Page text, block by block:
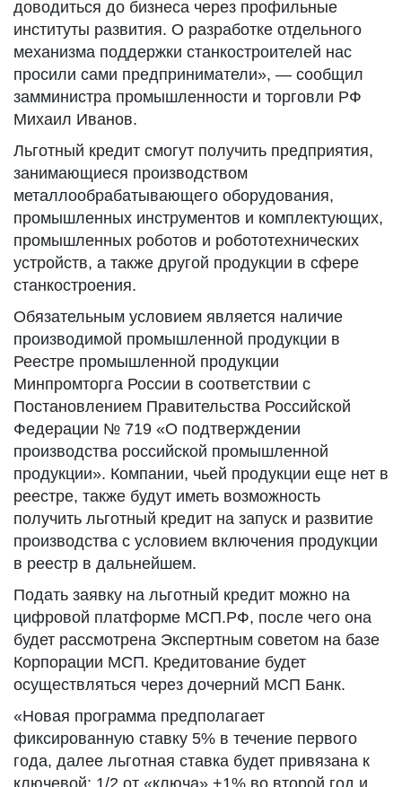
доводиться до бизнеса через профильные
институты развития. О разработке отдельного
механизма поддержки станкостроителей нас
просили сами предприниматели», — сообщил
замминистра промышленности и торговли РФ
Михаил Иванов.
Льготный кредит смогут получить предприятия,
занимающиеся производством
металлообрабатывающего оборудования,
промышленных инструментов и комплектующих,
промышленных роботов и робототехнических
устройств, а также другой продукции в сфере
станкостроения.
Обязательным условием является наличие
производимой промышленной продукции в
Реестре промышленной продукции
Минпромторга России в соответствии с
Постановлением Правительства Российской
Федерации № 719 «О подтверждении
производства российской промышленной
продукции». Компании, чьей продукции еще нет в
реестре, также будут иметь возможность
получить льготный кредит на запуск и развитие
производства с условием включения продукции
в реестр в дальнейшем.
Подать заявку на льготный кредит можно на
цифровой платформе МСП.РФ, после чего она
будет рассмотрена Экспертным советом на базе
Корпорации МСП. Кредитование будет
осуществляться через дочерний МСП Банк.
«Новая программа предполагает
фиксированную ставку 5% в течение первого
года, далее льготная ставка будет привязана к
ключевой: 1/2 от «ключа» +1% во второй год и